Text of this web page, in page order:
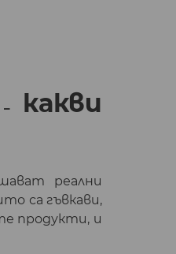
– какви
реални
са гъвкави,
продукти, и